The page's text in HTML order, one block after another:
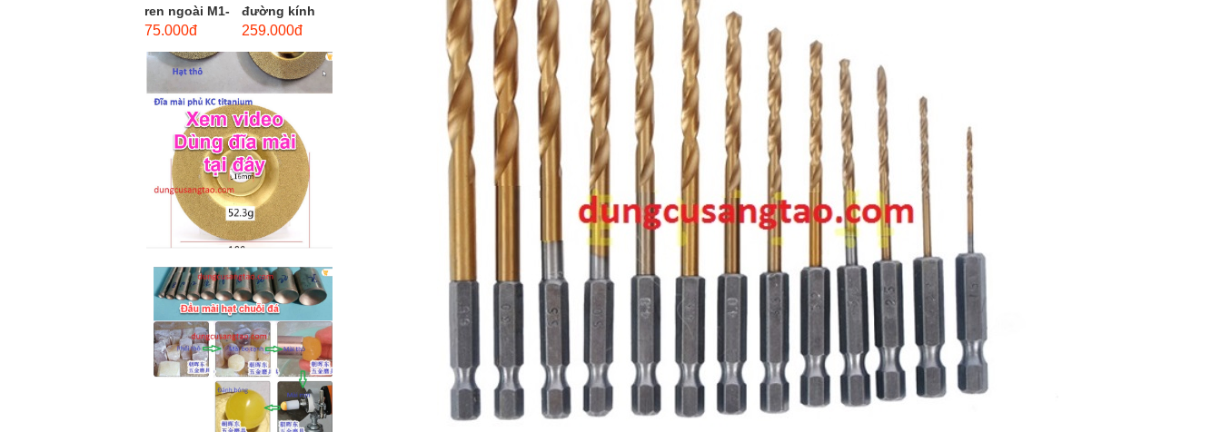
ren ngoài M1-
M1.8 (mã
vặn Bàn ren
75.000đ
đường kính
22cm bằng
259.000đ